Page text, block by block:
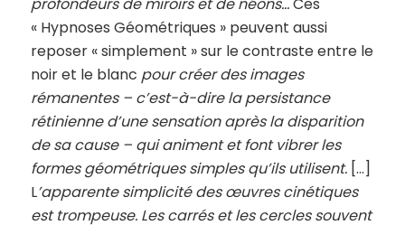
« Hypnoses Géométriques » peuvent aussi
reposer « simplement » sur le contraste entre le
noir et le blanc pour créer des images
rémanentes – c’est-à-dire la persistance
rétinienne d’une sensation après la disparition
de sa cause – qui animent et font vibrer les
formes géométriques simples qu’ils utilisent. […]
L’apparente simplicité des œuvres cinétiques
est trompeuse. Les carrés et les cercles souvent